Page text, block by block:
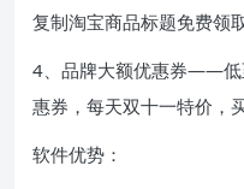
复制淘宝商品标题免费领
4、品牌大额优惠券——低
惠券，每天双十一特价，
软件优势：